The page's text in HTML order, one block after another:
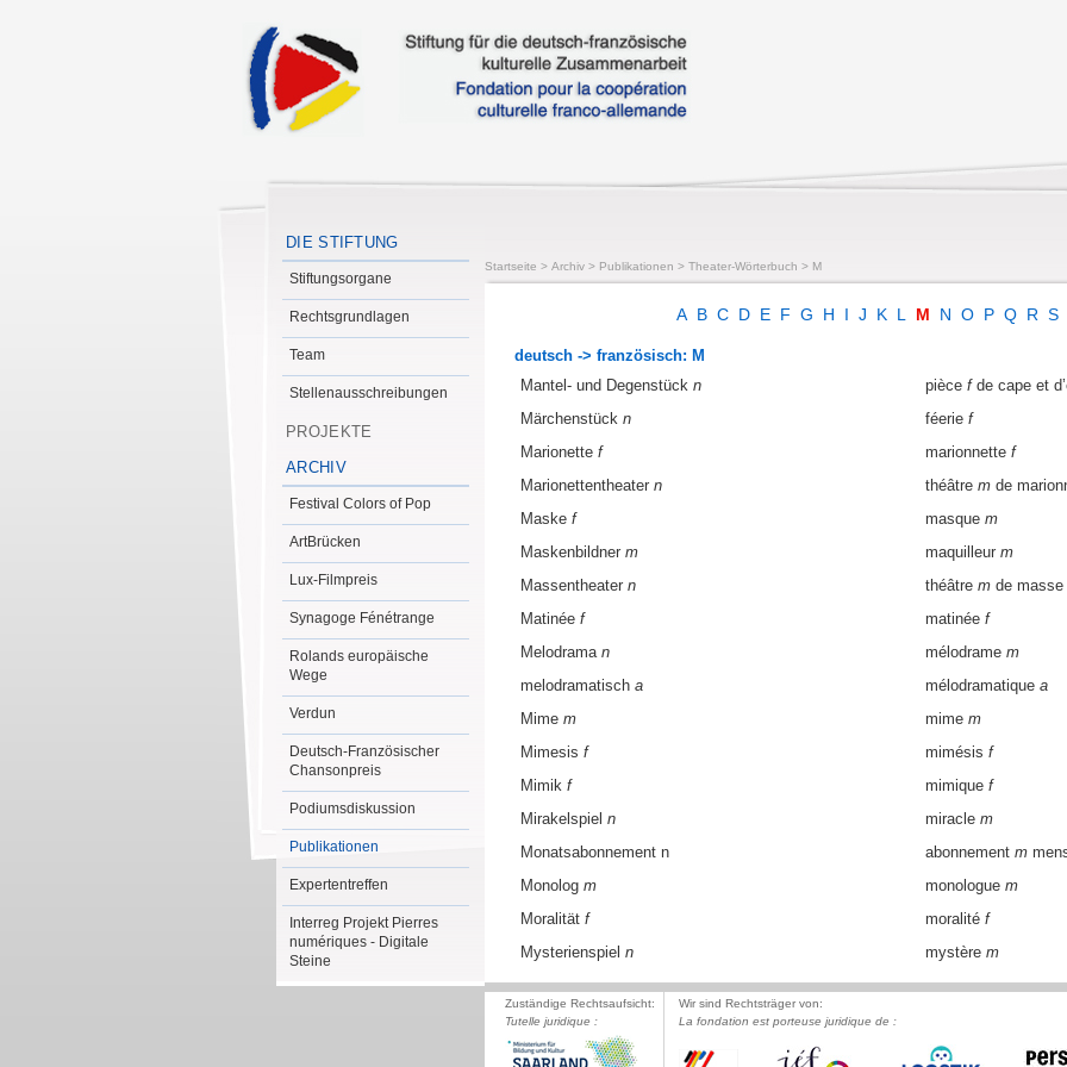
DIE STIFTUNG
Stiftungsorgane
Rechtsgrundlagen
Team
Stellenausschreibungen
PROJEKTE
ARCHIV
Festival Colors of Pop
ArtBrücken
Lux-Filmpreis
Synagoge Fénétrange
Rolands europäische
Wege
Verdun
Deutsch-Französischer
Chansonpreis
Podiumsdiskussion
Publikationen
Expertentreffen
Interreg Projekt Pierres
numériques - Digitale
Steine
Startseite > Archiv > Publikationen > Theater-Wörterbuch > M
A B C D E F G H I J K L M N O P Q R S
deutsch -> französisch: M
Mantel- und Degenstück n pièce fde cape et
Märchenstück n féerie f
Marionette f marionnette f
Marionettentheater n théâtre m de
Maske f masque m
Maskenbildner m maquilleur m
Massentheater n théâtre m de masse
Matinée f matinée f
Melodrama n mélodrame m
melodramatisch a mélodramatique a
Mime m mime m
Mimesis f mimésis f
Mimik f mimique f
Mirakelspiel n miracle m
Monatsabonnement n
abonnement m
Monolog m monologue m
Moralität f moralité f
Mysterienspiel n mystère m
Zuständige Rechtsaufsicht:
Tutelle juridique :
Wir sind Rechtsträger von:
La fondation est porteuse juridique de :